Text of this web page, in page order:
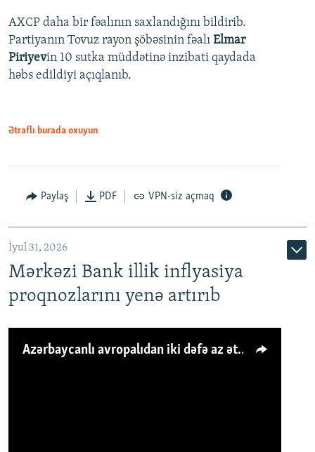
AXCP daha bir fəalının saxlandığını bildirib.
Partiyanın Tovuz rayon şöbəsinin fəalı Elmar
Piriyevin 10 sutka müddətinə inzibati qaydada
həbs edildiyi açıqlanıb.
Ətraflı burada oxuyun
Paylaş PDF VPN-siz açmaq
İyul 31, 2026
Mərkəzi Bank illik inflyasiya
proqnozlarını yenə artırıb
Azərbaycanlı avropalıdan iki dəfə az ət yeyir, amma... 'Qiymət artımı qaçılmazdır'